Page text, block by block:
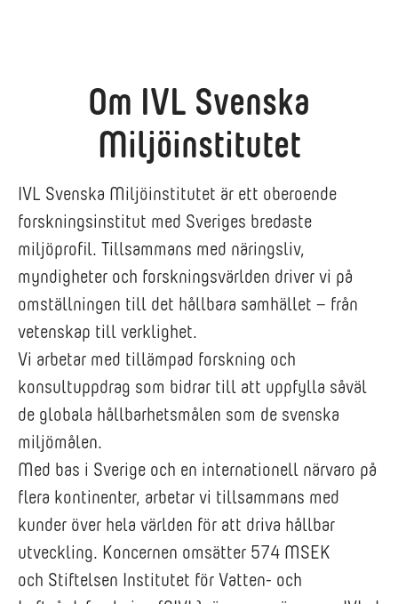
Om IVL Svenska
Miljöinstitutet
IVL Svenska Miljöinstitutet är ett oberoende
forskningsinstitut med Sveriges bredaste
miljöprofil. Tillsammans med näringsliv,
myndigheter och forskningsvärlden driver vi på
omställningen till det hållbara samhället – från
vetenskap till verklighet.
Vi arbetar med tillämpad forskning och
konsultuppdrag som bidrar till att uppfylla såväl
de globala hållbarhetsmålen som de svenska
miljömålen.
Med bas i Sverige och en internationell närvaro på
flera kontinenter, arbetar vi tillsammans med
kunder över hela världen för att driva hållbar
utveckling. Koncernen omsätter 574 MSEK
och Stiftelsen Institutet för Vatten- och